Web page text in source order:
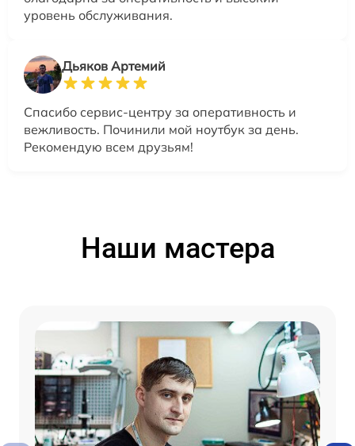
уровень обслуживания.
Дьяков Артемий
Спасибо сервис-центру за оперативность и
вежливость. Починили мой ноутбук за день.
Рекомендую всем друзьям!
Наши мастера